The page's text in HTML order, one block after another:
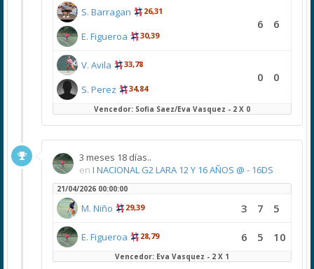
S. Barragan 26,31
E. Figueroa 30,39
6 6
V. Avila 33,78
S. Perez 34,84
0 0
Vencedor: Sofia Saez/Eva Vasquez - 2 X 0
3 meses 18 días..
en I NACIONAL G2 LARA 12 Y 16 AÑOS @ - 16DS
21/04/2026 00:00:00
M. Niño 29,39 3 7 5
E. Figueroa 28,79 6 5 10
Vencedor: Eva Vasquez - 2 X 1